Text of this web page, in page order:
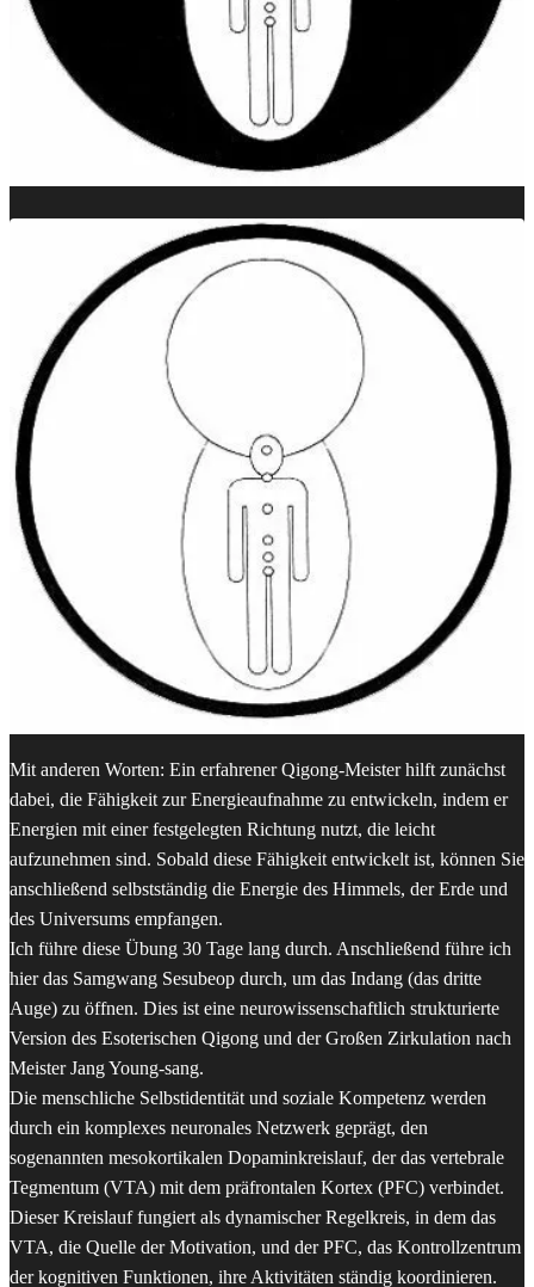
Mit anderen Worten: Ein erfahrener Qigong-Meister hilft zunächst
dabei, die Fähigkeit zur Energieaufnahme zu entwickeln, indem er
Energien mit einer festgelegten Richtung nutzt, die leicht
aufzunehmen sind. Sobald diese Fähigkeit entwickelt ist, können Sie
anschließend selbstständig die Energie des Himmels, der Erde und
des Universums empfangen.
Ich führe diese Übung 30 Tage lang durch. Anschließend führe ich
hier das Samgwang Sesubeop durch, um das Indang (das dritte
Auge) zu öffnen. Dies ist eine neurowissenschaftlich strukturierte
Version des Esoterischen Qigong und der Großen Zirkulation nach
Meister Jang Young-sang.
Die menschliche Selbstidentität und soziale Kompetenz werden
durch ein komplexes neuronales Netzwerk geprägt, den
sogenannten mesokortikalen Dopaminkreislauf, der das vertebrale
Tegmentum (VTA) mit dem präfrontalen Kortex (PFC) verbindet.
Dieser Kreislauf fungiert als dynamischer Regelkreis, in dem das
VTA, die Quelle der Motivation, und der PFC, das Kontrollzentrum
der kognitiven Funktionen, ihre Aktivitäten ständig koordinieren.